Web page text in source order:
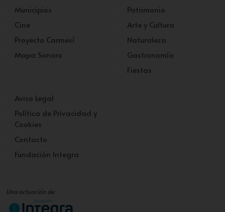
Municipios
Cine
Proyecto Carmesí
Mapa Sonoro
Patrimonio
Arte y Cultura
Naturaleza
Gastronomía
Fiestas
Aviso Legal
Política de Privacidad y
Cookies
Contacto
Fundación Integra
Una actuación de: